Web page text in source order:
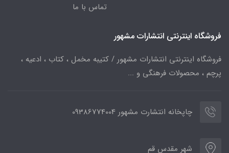
تماس با ما
فروشگاه اینترنتی انتشارات مشهور
فروشگاه اینترنتی انتشارات مشهور / کتیبه مخمل ، کتاب ، ادعیه ،
پرچم ، محصولات فرهنگی و ...
چاپخانه انتشارت مشهور 09386774004
شهر مقدس قم